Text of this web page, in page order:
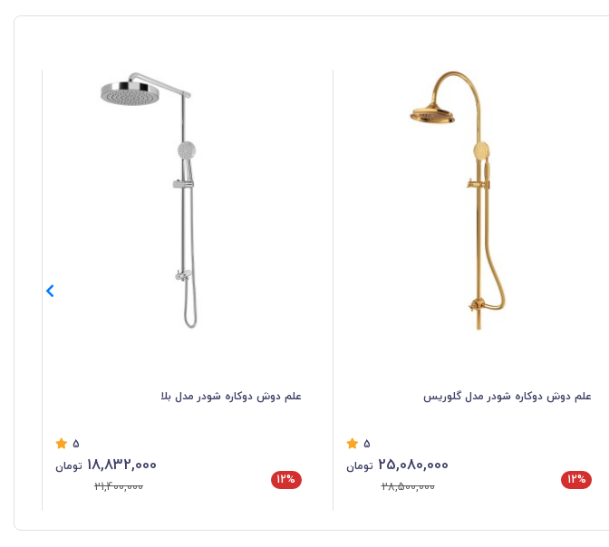
علم دوش دوکاره شودر مدل گلوریس
5
12%
25,080,000 تومان
28,500,000
علم دوش دوکاره شودر مدل بلا
5
12%
18,832,000 تومان
21,400,000